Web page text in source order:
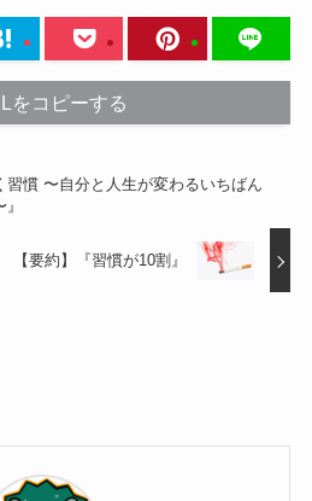
をコピーする
習慣 〜自分と人生が変わるいちばん
【要約】『習慣が10割』